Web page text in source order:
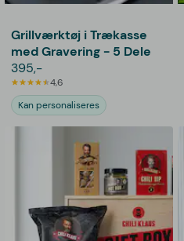
Grillværktøj i Trækasse
med Gravering - 5 Dele
395,-
4,6
Kan personaliseres